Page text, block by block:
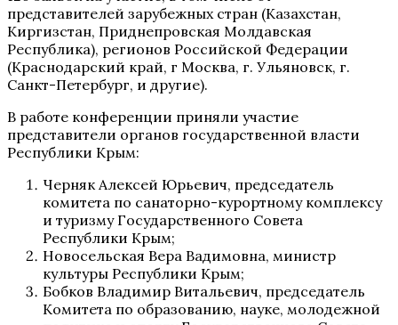
представителей зарубежных стран (Казахстан,
Киргизстан, Приднепровская Молдавская
Республика), регионов Российской Федерации
(Краснодарский край, г Москва, г. Ульяновск, г.
Санкт-Петербург, и другие).
В работе конференции приняли участие
представители органов государственной власти
Республики Крым:
Черняк Алексей Юрьевич, председатель
комитета по санаторно-курортному комплексу
и туризму Государственного Совета
Республики Крым;
Новосельская Вера Вадимовна, министр
культуры Республики Крым;
Бобков Владимир Витальевич, председатель
Комитета по образованию, науке, молодежной